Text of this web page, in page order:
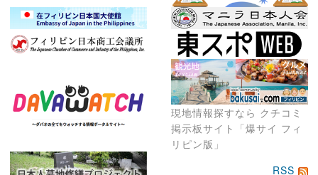
現地情報探すなら クチコミ
掲示板サイト「爆サイ フィ
リピン版」
RSS